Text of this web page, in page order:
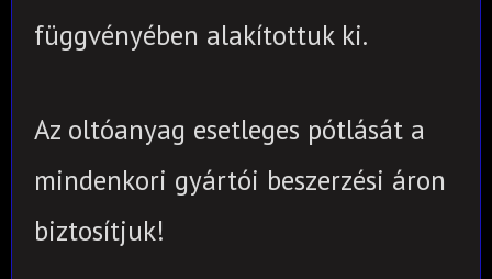
függvényében alakítottuk ki.
Az oltóanyag esetleges pótlását a
mindenkori gyártói beszerzési áron
biztosítjuk!